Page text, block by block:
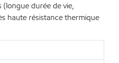
durée de vie,
haute résistance thermique